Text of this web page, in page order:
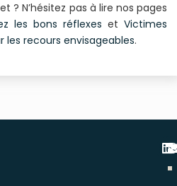
? N’hésitez pas à lire nos pages
les bons réflexes et Victimes
les recours envisageables.